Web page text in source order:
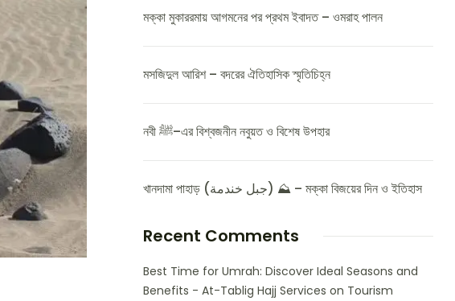
মক্কা মুকাররমায় আগমনের পর প্রথম ইবাদত – ওমরাহ পালন
মসজিদুল আরিশ – বদরের ঐতিহাসিক স্মৃতিচিহ্ন
নবী ﷺ–এর বিশ্বজনীন নবুয়ত ও বিশেষ উপহার
খানদামা পাহাড় (جبل خندمة) ⛰️ – মক্কা বিজয়ের দিন ও ইতিহাস
Recent Comments
Best Time for Umrah: Discover Ideal Seasons and
Benefits - At-Tablig Hajj Services on Tourism